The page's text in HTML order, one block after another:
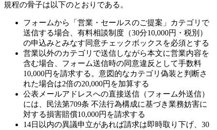
規程の骨子は以下のとおりである。
フォームから「営業・セールスのご提案」カテゴリで
送信する場合、有料相談制度（30分10,000円・税別）
の申込みとみなす同意チェックボックスを必須とする
営業以外のカテゴリで送信しながら本文に営業内容を
含む場合、フォーム送信時の同意違反として手数料
10,000円を請求する。意図的なカテゴリ偽装と判断さ
れた場合は2倍の20,000円を加算する
公表メールアドレスへの直接送信（フォーム外送信）
には、民法第709条 不法行為構成に基づき業務妨害に
対する損害賠償10,000円を請求する
14日以内の異議申立があれば請求は即時取り下げ、30